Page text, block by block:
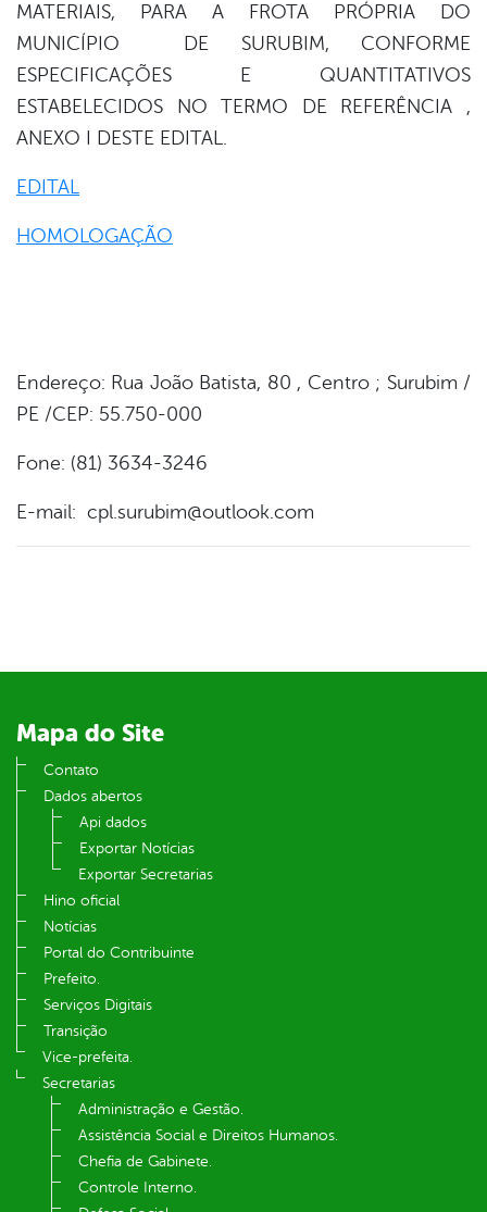
MATERIAIS, PARA A FROTA PRÓPRIA DO
MUNICÍPIO DE SURUBIM, CONFORME
ESPECIFICAÇÕES E QUANTITATIVOS
ESTABELECIDOS NO TERMO DE REFERÊNCIA ,
ANEXO I DESTE EDITAL.
EDITAL
HOMOLOGAÇÃO
Endereço: Rua João Batista, 80 , Centro ; Surubim /
PE /CEP: 55.750-000
Fone: (81) 3634-3246
E-mail: cpl.surubim@outlook.com
Mapa do Site
Contato
Dados abertos
Api dados
Exportar Notícias
Exportar Secretarias
Hino oficial
Notícias
Portal do Contribuinte
Prefeito.
Serviços Digitais
Transição
Vice-prefeita.
Secretarias
Administração e Gestão.
Assistência Social e Direitos Humanos.
Chefia de Gabinete.
Controle Interno.